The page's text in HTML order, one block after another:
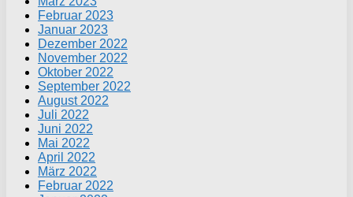
Februar 2023
Januar 2023
Dezember 2022
November 2022
Oktober 2022
September 2022
August 2022
Juli 2022
Juni 2022
Mai 2022
April 2022
März 2022
Februar 2022